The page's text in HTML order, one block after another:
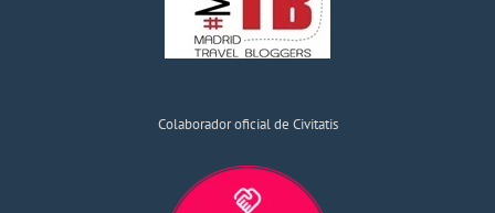
Colaborador oficial de Civitatis